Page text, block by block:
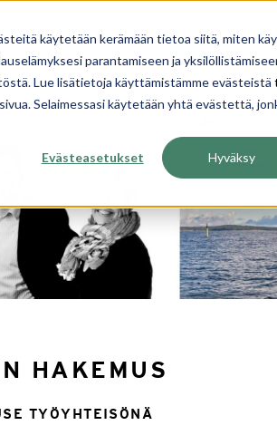
käytetään kerämään tietoa siitä, miten
parantamiseen ja
Lue lisätietoja käyttämistämme evästeistä
Selaimessasi käytetään yhtä evästettä,
Evästeasetukset Hyväksy
HAKEMUS
TYÖYHTEISÖNÄ